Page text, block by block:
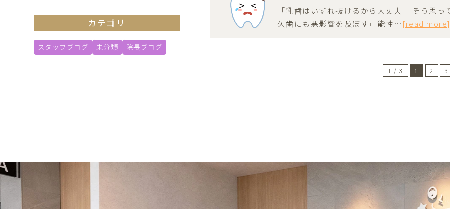
「乳歯はいずれ抜けるから大丈夫」 そう思
久歯にも悪影響を及ぼす可能性… [read
1 / 3 1 2 3
カテゴリ
スタッフブログ 未分類 院長ブログ